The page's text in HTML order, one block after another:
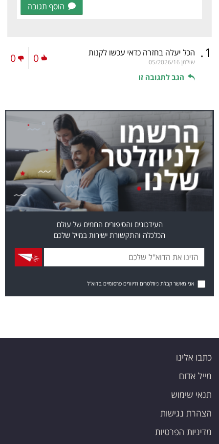
הוסף תגובה
1
. הכל יעלה בחזרה כדאי עכשו לקנות
שולמן 05/2026/16
הגב לתגובה זו
0
0
העידכונים והסיפורים החמים של עולם
הכלכלה והתקשורת ישירות במייל שלכם
אני מאשר קבלת ניוזלטרים ודיוורים פרסומיים בדוא"ל
כתבו אלינו
מייל אדום
תנאי שימוש
הצהרת נגישות
מדיניות הפרטיות